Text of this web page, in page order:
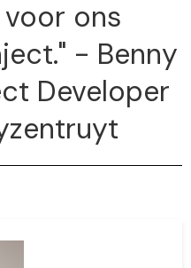
ons
- Benny
Developer